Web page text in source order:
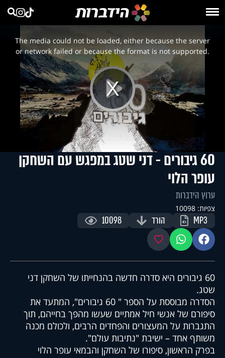
Play
Video
The media could not be loaded, either because the server
or network failed or because the format is not supported.
60 גיבורים - דני שטג במפגש עם השחקן
עופר הלוי
ערוץ הידברות
צפיות: 10098
MP3 הורד 10098
פייסבוק ווטסאפ מועדפים
60 גיבורים היא סדרה חדשה בהנחייתו של השחקן דני
שטג.
הסדרה מבוססת על הספר " 60 גיבורים", המתעד את
סיפורם של אנשי חיל אמתיים שעשו מהפך בחייהם, תוך
התגברות על המעצורים והפחדים הרבים, ולכולם מכנה
משותף אחד – ישיבת "נתיבות עולם".
בפרק הראשון, סיפורו של השחקן והבמאי עופר הלוי